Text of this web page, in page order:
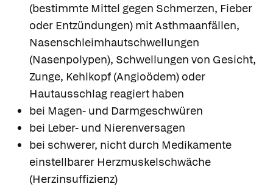
(bestimmte Mittel gegen Schmerzen, Fieber
oder Entzündungen) mit Asthmaanfällen,
Nasenschleimhautschwellungen
(Nasenpolypen), Schwellungen von Gesicht,
Zunge, Kehlkopf (Angioödem) oder
Hautausschlag reagiert haben
bei Magen- und Darmgeschwüren
bei Leber- und Nierenversagen
bei schwerer, nicht durch Medikamente
einstellbarer Herzmuskelschwäche
(Herzinsuffizienz)